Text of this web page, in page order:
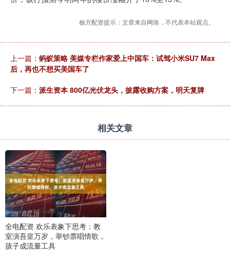
杨方配资提示：文章来自网络，不代表本站观点。
上一篇： 蚂蚁策略 美媒专栏作家爱上中国车：试驾小米SU7 Max
后，再也不想买美国车了
下一篇： 派生资本 800亿光伏龙头，披露收购方案，明天复牌
相关文章
全电配资 欢乐表象下思考：教
室演吾皇万岁，举钞票唱情歌，
孩子成流量工具